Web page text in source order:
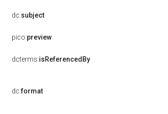
dc:subject
pico:preview
dcterms:isReferencedBy
dc:format